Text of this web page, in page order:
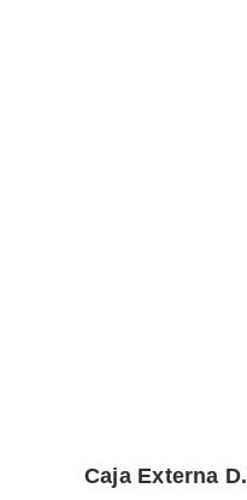
Caja Externa